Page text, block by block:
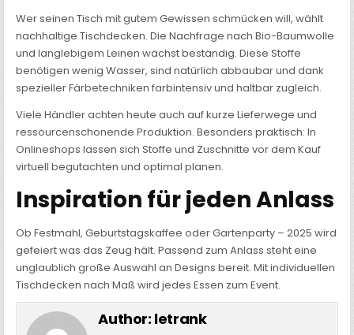
Wer seinen Tisch mit gutem Gewissen schmücken will, wählt
nachhaltige Tischdecken. Die Nachfrage nach Bio-Baumwolle
und langlebigem Leinen wächst beständig. Diese Stoffe
benötigen wenig Wasser, sind natürlich abbaubar und dank
spezieller Färbetechniken farbintensiv und haltbar zugleich.
Viele Händler achten heute auch auf kurze Lieferwege und
ressourcenschonende Produktion. Besonders praktisch: In
Onlineshops lassen sich Stoffe und Zuschnitte vor dem Kauf
virtuell begutachten und optimal planen.
Inspiration für jeden Anlass
Ob Festmahl, Geburtstagskaffee oder Gartenparty – 2025 wird
gefeiert was das Zeug hält. Passend zum Anlass steht eine
unglaublich große Auswahl an Designs bereit. Mit individuellen
Tischdecken nach Maß wird jedes Essen zum Event.
Author: letrank